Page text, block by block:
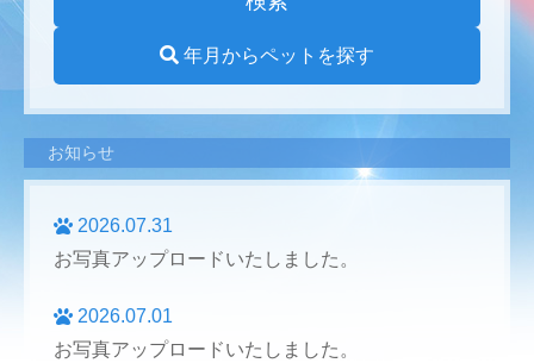
年月からペットを探す
お知らせ
2026.07.31
お写真アップロードいたしました。
2026.07.01
お写真アップロードいたしました。